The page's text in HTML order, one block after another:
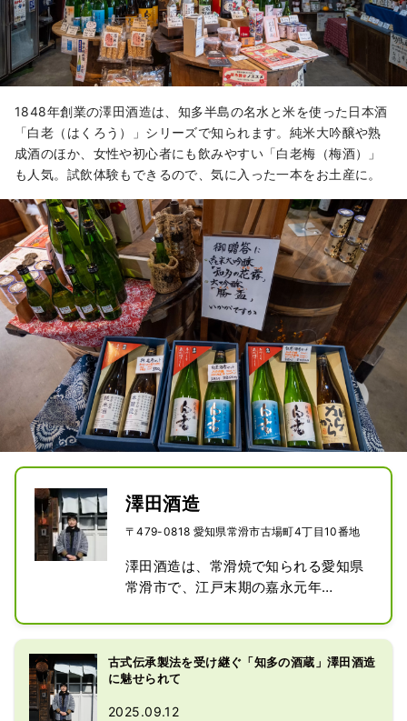
手作り味噌教室や蔵まつりなどのイベ
ントも人気です。
1848年創業の澤田酒造は、知多半島の名水と米を使った日本酒
「白老（はくろう）」シリーズで知られます。純米大吟醸や熟
成酒のほか、女性や初心者にも飲みやすい「白老梅（梅酒）」
も人気。試飲体験もできるので、気に入った一本をお土産に。
澤田酒造
〒479-0818 愛知県常滑市古場町4丁目10番地
澤田酒造は、常滑焼で知られる愛知県
常滑市で、江戸末期の嘉永元年
です。代表銘柄は「白老（はくろ
く磨く」「お客様の健康長寿を願う」
いが込められています。常滑のある知
古式伝承製法を受け継ぐ「知多の酒蔵」澤田酒造
に魅せられて
2025.09.12